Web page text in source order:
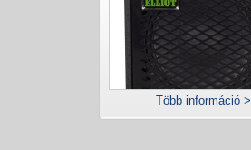
Több információ >